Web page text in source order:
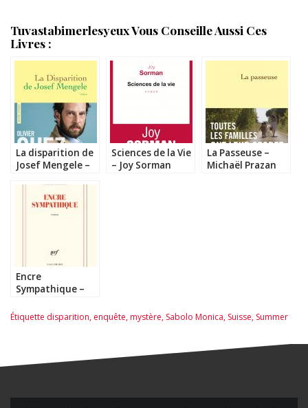
Tuvastabimerlesyeux Vous Conseille Aussi Ces
Livres :
La disparition de
Josef Mengele –
Sciences de la Vie
– Joy Sorman
La Passeuse –
Michaël Prazan
Encre
Sympathique –
Étiquette disparition, enquête,mystère, Sabolo Monica, Suisse, Summer